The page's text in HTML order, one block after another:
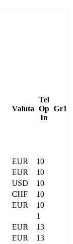
Valuta
Tel
Op
In
Gr1
EUR
10
EUR
10
USD
10
CHF
10
EUR
10
1
EUR
13
EUR
13